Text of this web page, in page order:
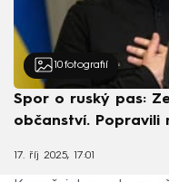
10 fotografií
Spor o ruský pas:
občanství. Popravili
17. říj 2025, 17:01